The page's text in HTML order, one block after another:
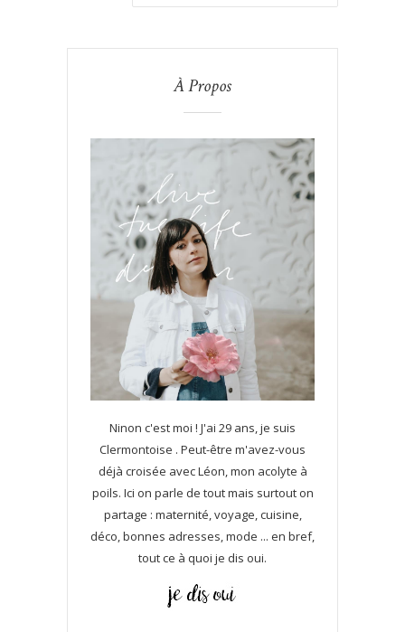
À Propos
Ninon c'est moi ! J'ai 29 ans, je suis
Clermontoise . Peut-être m'avez-vous
déjà croisée avec Léon, mon acolyte à
poils. Ici on parle de tout mais surtout on
partage : maternité, voyage, cuisine,
déco, bonnes adresses, mode ... en bref,
tout ce à quoi je dis oui.